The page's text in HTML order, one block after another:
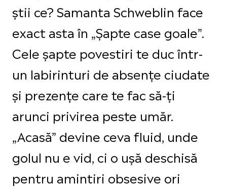
știi ce? Samanta Schweblin face
exact asta în „Șapte case goale”.
Cele șapte povestiri te duc într-
un labirinturi de absențe ciudate
și prezențe care te fac să-ți
arunci privirea peste umăr.
„Acasă” devine ceva fluid, unde
golul nu e vid, ci o ușă deschisă
pentru amintiri obsesive ori